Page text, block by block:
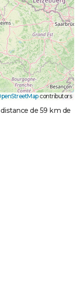
contributors
de 59 km de